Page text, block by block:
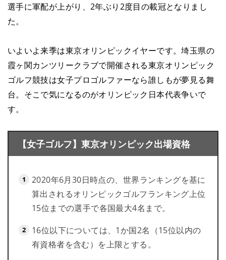
選手に軍配が上がり、2年ぶり2度目の載冠となりまし
た。
いよいよ来季は東京オリンピックイヤーです。埼玉県の
霞ヶ関カンツリークラブで開催される東京オリンピック
ゴルフ競技は女子プロゴルファーなら誰しもが夢見る舞
台。そこで気になるのがオリンピック日本代表争いで
す。
【女子ゴルフ】東京オリンピック出場資格
2020年6月30日時点の、世界ランキングを基に
算出されるオリンピックゴルフランキング上位
15位までの選手で各国最大4名まで。
16位以下については、1か国2名（15位以内の
有資格者を含む）を上限とする。